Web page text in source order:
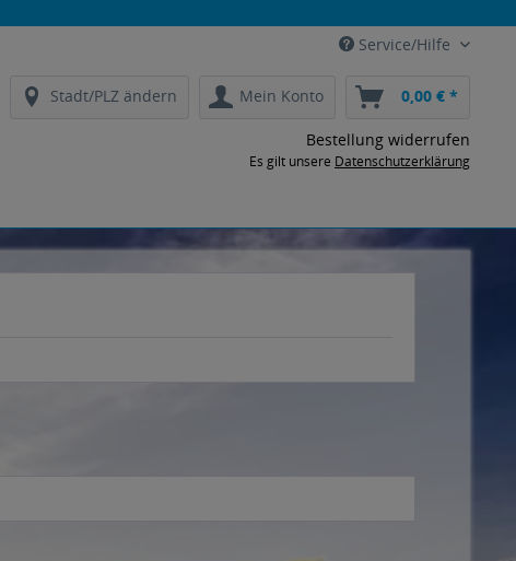
Service/Hilfe
Stadt/PLZ ändern Mein Konto 0,00 € *
Bestellung widerrufen
Es gilt unsere Datenschutzerklärung